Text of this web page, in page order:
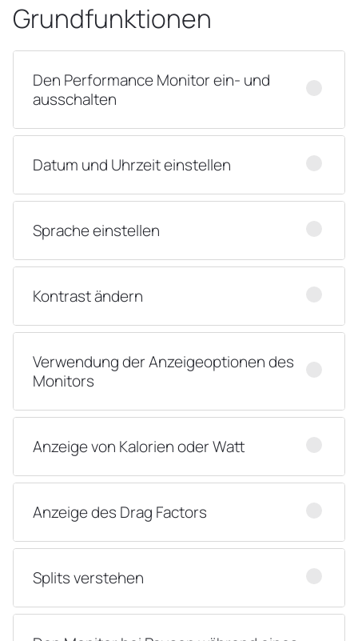
Grundfunktionen
Den Performance Monitor ein- und
ausschalten
Datum und Uhrzeit einstellen
Sprache einstellen
Kontrast ändern
Verwendung der Anzeigeoptionen des
Monitors
Anzeige von Kalorien oder Watt
Anzeige des Drag Factors
Splits verstehen